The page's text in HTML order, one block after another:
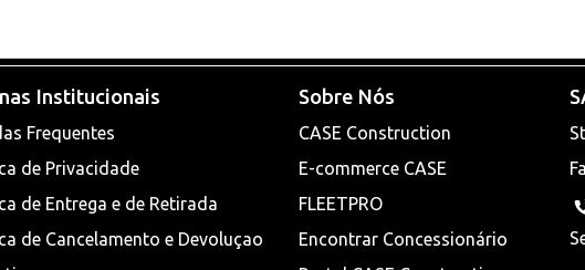
Institucionais
Frequentes
de Privacidade
de Entrega e de Retirada
de Cancelamento e Devoluçao
Sobre Nós
CASE Construction
E-commerce CASE
FLEETPRO
Encontrar Concessionário